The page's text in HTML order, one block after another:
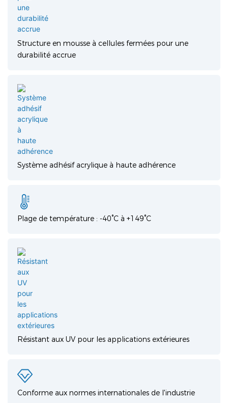
Structure en mousse à cellules fermées pour une
durabilité accrue
Système adhésif acrylique à haute adhérence
Plage de température : -40°C à +149°C
Résistant aux UV pour les applications extérieures
Conforme aux normes internationales de l'industrie